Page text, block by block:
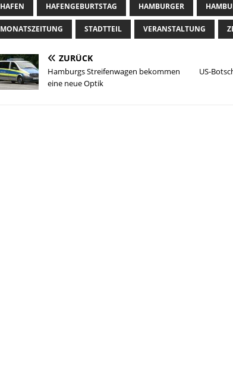
HAFEN HAFENGEBURTSTAG HAMBURGER
MONATSZEITUNG STADTTEIL VERANSTALTUNG
ZURÜCK
Hamburgs Streifenwagen bekommen
eine neue Optik
US-